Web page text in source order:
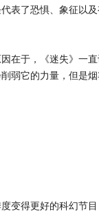
表了恐惧、象征以
在于，《迷失》一
弱它的力量，但是
变得更好的科幻节